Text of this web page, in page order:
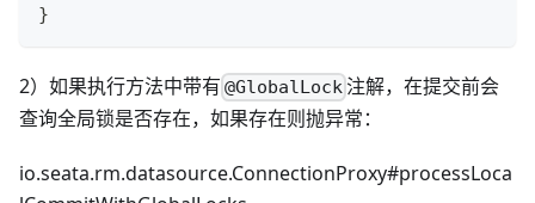
}
2）如果执行方法中带有 @GlobalLock注解，在提交前会
查询全局锁是否存在，如果存在则抛异常：
io.seata.rm.datasource.ConnectionProxy#processLoca